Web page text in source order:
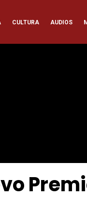
CULTURA AUDIOS